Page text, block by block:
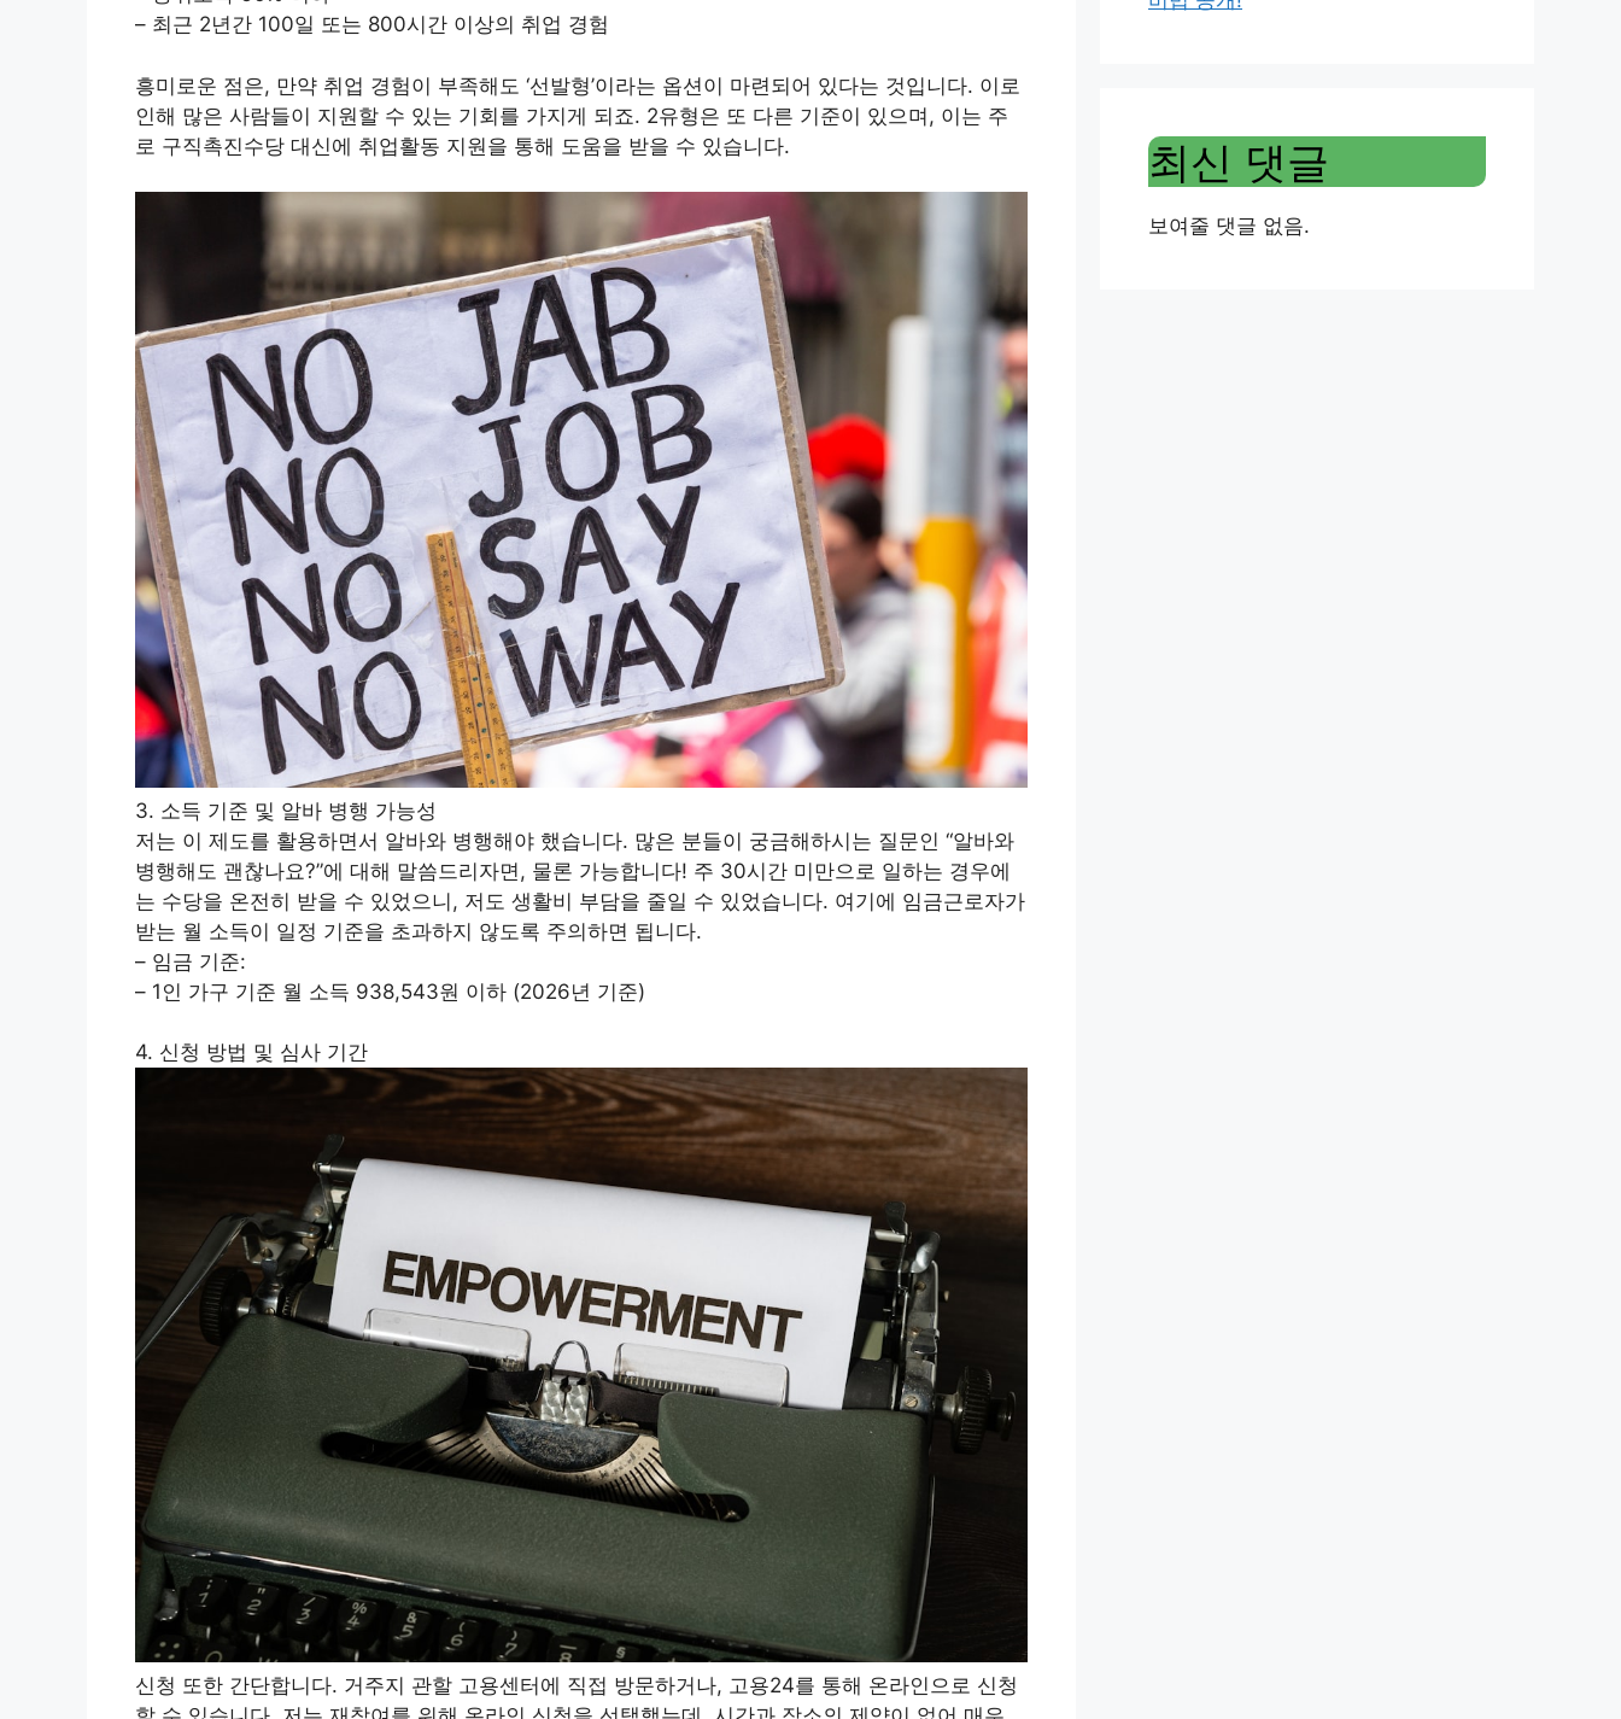
– 최근 2년간 100일 또는 800시간 이상의 취업 경험
흥미로운 점은, 만약 취업 경험이 부족해도 ‘선발형’이라는 옵션이 마련되어 있다는 것입니다. 이로
인해 많은 사람들이 지원할 수 있는 기회를 가지게 되죠. 2유형은 또 다른 기준이 있으며, 이는 주
로 구직촉진수당 대신에 취업활동 지원을 통해 도움을 받을 수 있습니다.
3. 소득 기준 및 알바 병행 가능성
저는 이 제도를 활용하면서 알바와 병행해야 했습니다. 많은 분들이 궁금해하시는 질문인 “알바와
병행해도 괜찮나요?”에 대해 말씀드리자면, 물론 가능합니다! 주 30시간 미만으로 일하는 경우에
는 수당을 온전히 받을 수 있었으니, 저도 생활비 부담을 줄일 수 있었습니다. 여기에 임금근로자가
받는 월 소득이 일정 기준을 초과하지 않도록 주의하면 됩니다.
– 임금 기준:
– 1인 가구 기준 월 소득 938,543원 이하 (2026년 기준)
4. 신청 방법 및 심사 기간
신청 또한 간단합니다. 거주지 관할 고용센터에 직접 방문하거나, 고용24를 통해 온라인으로 신청
최신 댓글
보여줄 댓글 없음.